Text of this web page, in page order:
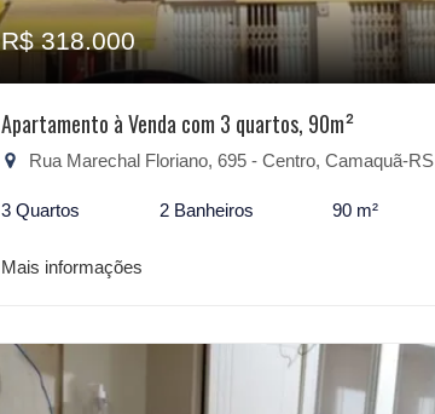
R$ 318.000
Apartamento à Venda com 3 quartos, 90m²
Rua Marechal Floriano, 695 - Centro, Camaquã-RS
3 Quartos 2 Banheiros 90 m²
Mais informações